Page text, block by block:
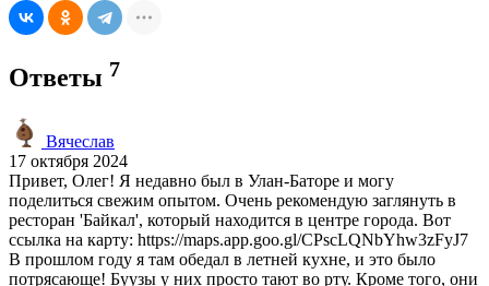
Ответы 7
Вячеслав
17 октября 2024
Привет, Олег! Я недавно был в Улан-Баторе и могу
поделиться свежим опытом. Очень рекомендую заглянуть в
ресторан 'Байкал', который находится в центре города. Вот
ссылка на карту: https://maps.app.goo.gl/CPscLQNbYhw3zFyJ7
В прошлом году я там обедал в летней кухне, и это было
потрясающе! Буузы у них просто тают во рту. Кроме того, они